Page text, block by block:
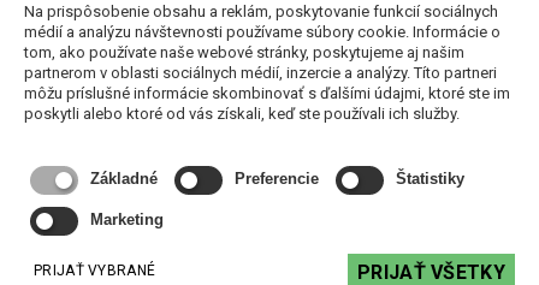
Audix F50-S - dynamický mikrofón s vypínačom
DO KOŠÍKA
Na prispôsobenie obsahu a reklám, poskytovanie funkcií sociálnych
médií a analýzu návštevnosti používame súbory cookie. Informácie o
tom, ako používate naše webové stránky, poskytujeme aj našim
partnerom v oblasti sociálnych médií, inzercie a analýzy. Títo partneri
môžu príslušné informácie skombinovať s ďalšími údajmi, ktoré ste im
poskytli alebo ktoré od vás získali, keď ste používali ich služby.
Základné Preferencie Štatistiky
Marketing
PRIJAŤ VYBRANÉ PRIJAŤ VŠETKY